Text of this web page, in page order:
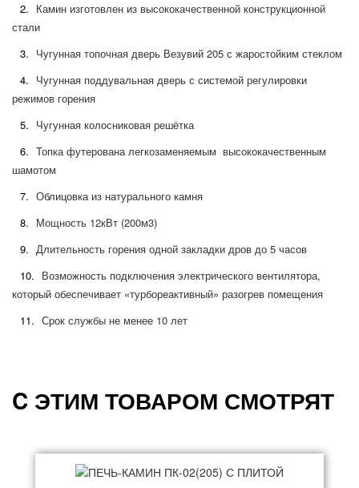
Камин изготовлен из высококачественной конструкционной
стали
Чугунная топочная дверь Везувий 205 с жаростойким стеклом
Чугунная поддувальная дверь с системой регулировки
режимов горения
Чугунная колосниковая решётка
Топка футерована легкозаменяемым высококачественным
шамотом
Облицовка из натурального камня
Мощность 12кВт (200м3)
Длительность горения одной закладки дров до 5 часов
Возможность подключения электрического вентилятора,
который обеспечивает «турбореактивный» разогрев помещения
Срок службы не менее 10 лет
C ЭТИМ ТОВАРОМ СМОТРЯТ